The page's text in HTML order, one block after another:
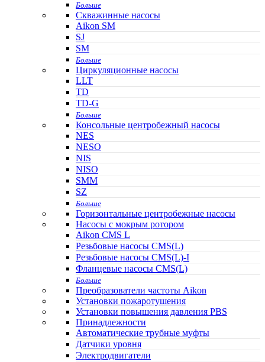
Больше
Скважинные насосы
Aikon SM
SJ
SM
Больше
Циркуляционные насосы
LLT
TD
TD-G
Больше
Консольные центробежный насосы
NES
NESO
NIS
NISO
SMM
SZ
Больше
Горизонтальные центробежные насосы
Насосы с мокрым ротором
Aikon CMS L
Резьбовые насосы CMS(L)
Резьбовые насосы CMS(L)-I
Фланцевые насосы CMS(L)
Больше
Преобразователи частоты Aikon
Установки пожаротушения
Установки повышения давления PBS
Принадлежности
Автоматические трубные муфты
Датчики уровня
Электродвигатели